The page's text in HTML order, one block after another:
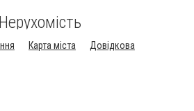
Нерухомість
Карта міста Довідкова